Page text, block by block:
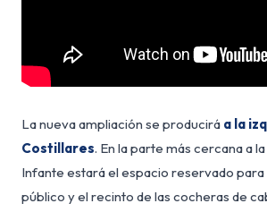
La nueva ampliación se producirá a la
Costillares. En la parte más cercana a
Infante estará el espacio reservado
público y el recinto de las cocheras de